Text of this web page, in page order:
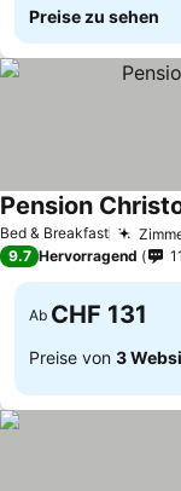
Preise zu sehen
Bed & Breakfast
Pension
9.7 Hervorragend
Ab CHF 131
Preise von 3